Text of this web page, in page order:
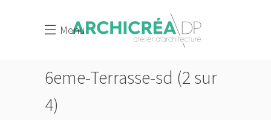
Menu
6eme-Terrasse-sd (2 sur
4)